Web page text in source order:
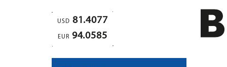
USD 81.4077
EUR 94.0585